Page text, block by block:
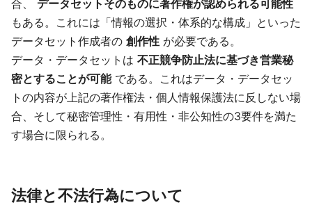
合、 データセットそのものに著作権が認められる可能性
もある。これには「情報の選択・体系的な構成」といった
データセット作成者の 創作性 が必要である。
データ・データセットは 不正競争防止法に基づき営業秘
密とすることが可能である。これはデータ・データセッ
トの内容が上記の著作権法・個人情報保護法に反しない場
合、そして秘密管理性・有用性・非公知性の3要件を満た
す場合に限られる。
法律と不法行為について